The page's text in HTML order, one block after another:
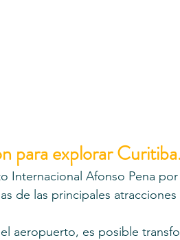
para explorar
Internacional Afonso Pena
de las principales
aeropuerto, es posible